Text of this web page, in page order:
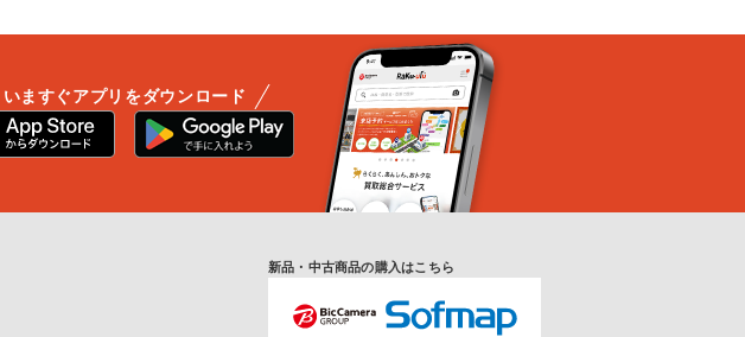
いますぐアプリをダウンロード
新品・中古商品の購入はこちら